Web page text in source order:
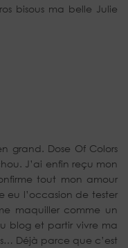
bisous ma belle Julie
grand. Dose Of Colors
J’ai enfin reçu mon
tout mon amour
eu l’occasion de tester
maquiller comme un
blog et partir vivre ma
Déjà parce que c’est